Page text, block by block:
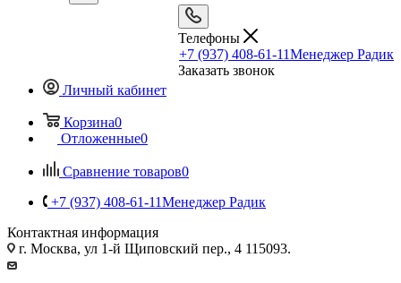
Телефоны
+7 (937) 408-61-11Менеджер Радик
Заказать звонок
Личный кабинет
Корзина0
Отложенные0
Сравнение товаров0
+7 (937) 408-61-11Менеджер Радик
Контактная информация
г. Москва, ул 1-й Щиповский пер., 4 115093.